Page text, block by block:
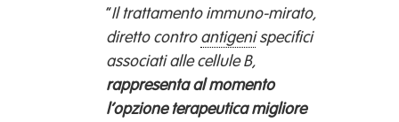
“Il trattamento immuno-mirato,
diretto controantigenispecifici
associati alle cellule B,
rappresenta al momento
l’opzione terapeutica migliore